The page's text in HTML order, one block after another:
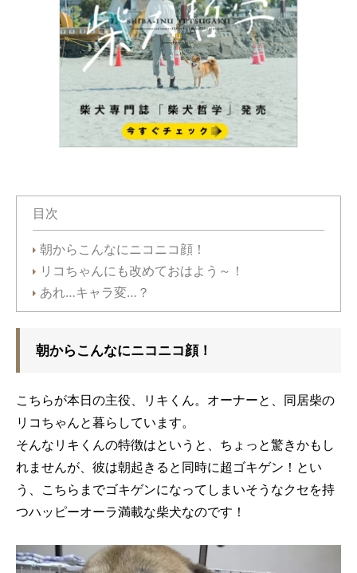
目次
朝からこんなにニコニコ顔！
リコちゃんにも改めておはよう～！
あれ…キャラ変…？
朝からこんなにニコニコ顔！
こちらが本日の主役、リキくん。オーナーと、同居柴の
リコちゃんと暮らしています。
そんなリキくんの特徴はというと、ちょっと驚きかもし
れませんが、彼は朝起きると同時に超ゴキゲン！とい
う、こちらまでゴキゲンになってしまいそうなクセを持
つハッピーオーラ満載な柴犬なのです！